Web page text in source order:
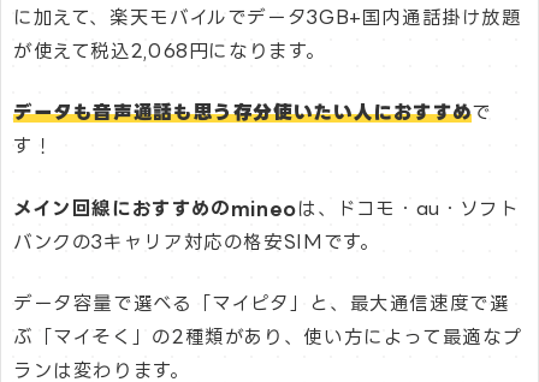
に加えて、楽天モバイルでデータ3GB+国内通話掛け放題
が使えて税込2,068円になります。
データも音声通話も思う存分使いたい人におすすめで
す！
メイン回線におすすめのmineoは、ドコモ・au・ソフト
バンクの3キャリア対応の格安SIMです。
データ容量で選べる「マイピタ」と、最大通信速度で選
ぶ「マイそく」の2種類があり、使い方によって最適なプ
ランは変わります。